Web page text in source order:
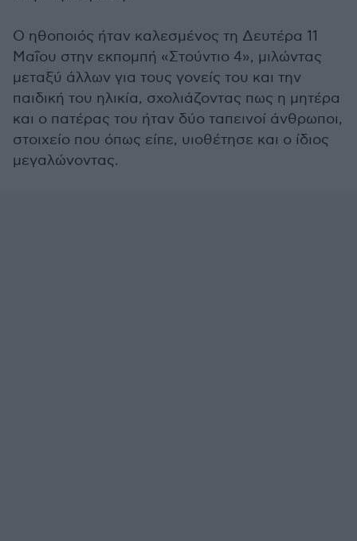
Ο ηθοποιός ήταν καλεσμένος τη Δευτέρα 11
Μαΐου στην εκπομπή «Στούντιο 4», μιλώντας
μεταξύ άλλων για τους γονείς του και την
παιδική του ηλικία, σχολιάζοντας πως η μητέρα
και ο πατέρας του ήταν δύο ταπεινοί άνθρωποι,
στοιχείο που όπως είπε, υιοθέτησε και ο ίδιος
μεγαλώνοντας.